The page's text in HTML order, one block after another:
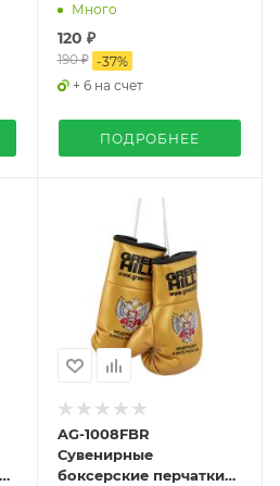
Много
120 ₽
190 ₽ -37%
+ 6 на счет
ПОДРОБНЕЕ
AG-1008FBR
Сувенирные
боксерские перчатки